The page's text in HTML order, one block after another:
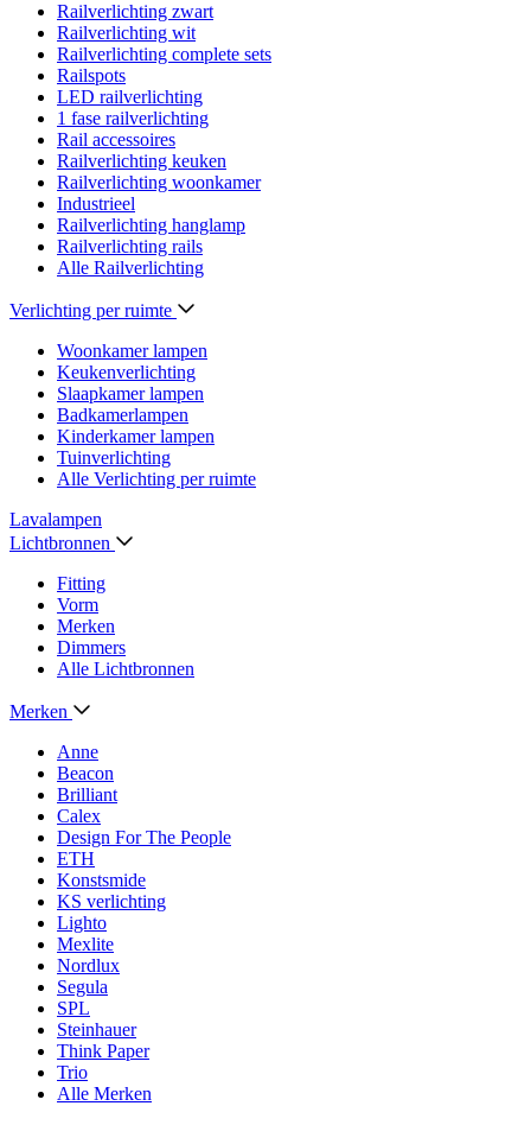
Railverlichting zwart
Railverlichting wit
Railverlichting complete sets
Railspots
LED railverlichting
1 fase railverlichting
Rail accessoires
Railverlichting keuken
Railverlichting woonkamer
Industrieel
Railverlichting hanglamp
Railverlichting rails
Alle Railverlichting
Verlichting per ruimte
Woonkamer lampen
Keukenverlichting
Slaapkamer lampen
Badkamerlampen
Kinderkamer lampen
Tuinverlichting
Alle Verlichting per ruimte
Lavalampen
Lichtbronnen
Fitting
Vorm
Merken
Dimmers
Alle Lichtbronnen
Merken
Anne
Beacon
Brilliant
Calex
Design For The People
ETH
Konstsmide
KS verlichting
Lighto
Mexlite
Nordlux
Segula
SPL
Steinhauer
Think Paper
Trio
Alle Merken